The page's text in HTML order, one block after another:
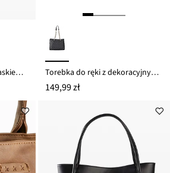
Torebka z wymiennym paskiem na ramię Torebka do ręki z dekoracyjnym przeszyciem
149,99 zł